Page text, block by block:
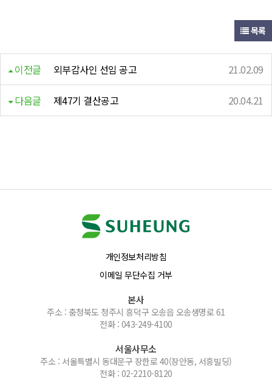
목록
이전글 외부감사인 선임 공고 21.02.09
다음글 제47기 결산공고 20.04.21
개인정보처리방침
이메일 무단수집 거부
본사
주소 : 충청북도 청주시 흥덕구 오송읍 오송생명로 61
전화 : 043-249-4100
서울사무소
주소 : 서울특별시 동대문구 장한로 40(장안동, 서흥빌딩)
전화 : 02-2210-8120